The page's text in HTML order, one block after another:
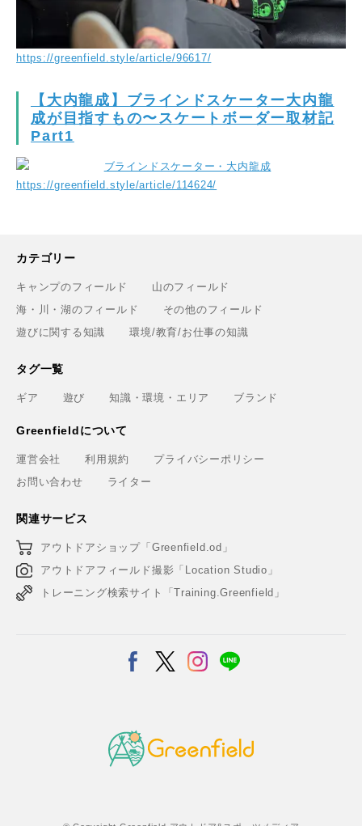
https://greenfield.style/article/96617/
【大内龍成】ブラインドスケーター大内龍
成が目指すもの〜スケートボーダー取材記
Part1
https://greenfield.style/article/114624/
カテゴリー
キャンプのフィールド
山のフィールド
海・川・湖のフィールド
その他のフィールド
遊びに関する知識
環境/教育/お仕事の知識
タグ一覧
ギア 遊び 知識・環境・エリア ブランド
Greenfieldについて
運営会社 利用規約
プライバシーポリシー
お問い合わせ
ライター
関連サービス
アウトドアショップ「Greenfield.od」
アウトドアフィールド撮影「Location Studio」
トレーニング検索サイト「Training.Greenfield」